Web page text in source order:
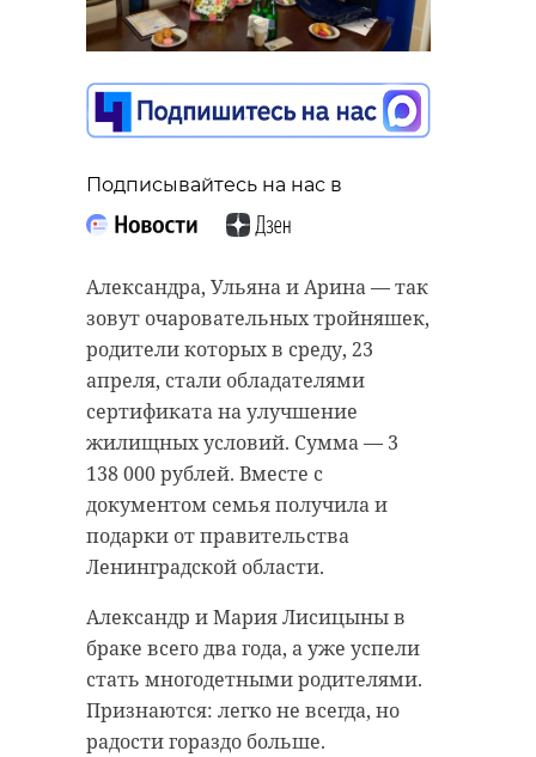
Подписывайтесь на нас в
Александра, Ульяна и Арина — так
зовут очаровательных тройняшек,
родители которых в среду, 23
апреля, стали обладателями
сертификата на улучшение
жилищных условий. Сумма — 3
138 000 рублей. Вместе с
документом семья получила и
подарки от правительства
Ленинградской области.
Александр и Мария Лисицыны в
браке всего два года, а уже успели
стать многодетными родителями.
Признаются: легко не всегда, но
радости гораздо больше.